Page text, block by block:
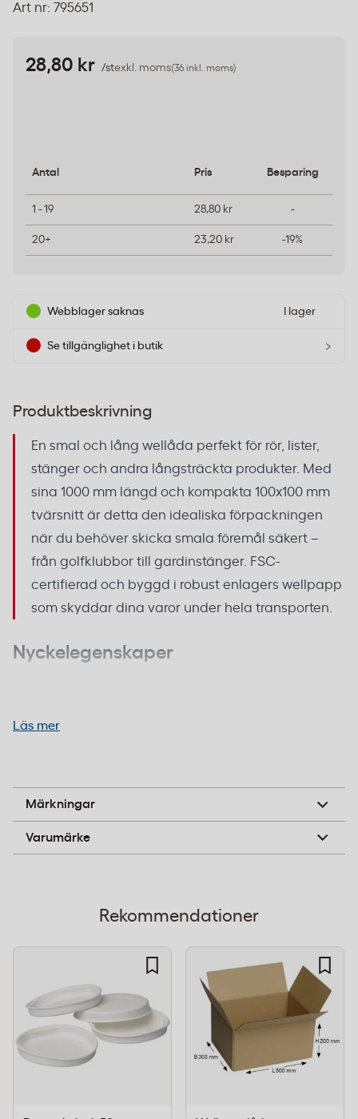
Art nr: 795651
28,80 kr /stexkl. moms(36 inkl. moms)
Antal Pris Besparing
1 - 19 28,80 kr -
20+ 23,20 kr -19%
Webblager saknas I lager
Se tillgänglighet i butik ›
Produktbeskrivning
En smal och lång wellåda perfekt för rör, lister,
stänger och andra långsträckta produkter. Med
sina 1000 mm längd och kompakta 100x100 mm
tvärsnitt är detta den idealiska förpackningen
när du behöver skicka smala föremål säkert –
från golfklubbor till gardinstänger. FSC-
certifierad och byggd i robust enlagers wellpapp
som skyddar dina varor under hela transporten.
Nyckelegenskaper
Färg:brun
Förpackning:
produkter som rör, profiler, verktyg med långa skaft
eller textilrullar. Den kompakta bredden gör den
kostnadseffektiv att frakta samtidigt som längden
ger plats för meter långa föremål. Perfekt för både
enstaka försändelser och större volymer i lager och
distribution.
Läs mer
Märkningar
FSC
Varumärke
Packoplock
Rekommendationer